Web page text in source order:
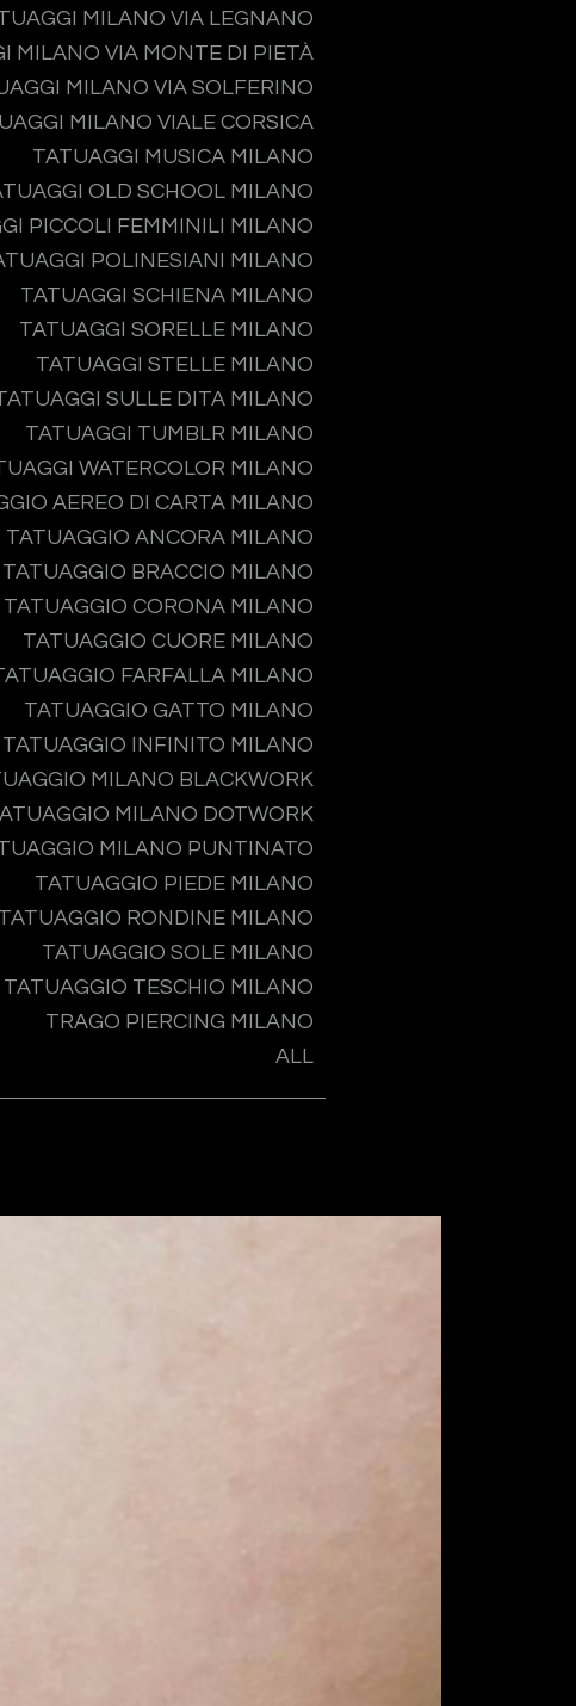
MILANO VIA LEGNANO
MILANO VIA MONTE DI PIETÀ
MILANO VIA SOLFERINO
MILANO VIALE CORSICA
TATUAGGI MUSICA MILANO
OLD SCHOOL MILANO
PICCOLI FEMMINILI MILANO
POLINESIANI MILANO
TATUAGGI SCHIENA MILANO
TATUAGGI SORELLE MILANO
TATUAGGI STELLE MILANO
SULLE DITA MILANO
TATUAGGI TUMBLR MILANO
WATERCOLOR MILANO
AEREO DI CARTA MILANO
TATUAGGIO ANCORA MILANO
TATUAGGIO BRACCIO MILANO
TATUAGGIO CORONA MILANO
TATUAGGIO CUORE MILANO
FARFALLA MILANO
TATUAGGIO GATTO MILANO
TATUAGGIO INFINITO MILANO
MILANO BLACKWORK
MILANO DOTWORK
MILANO PUNTINATO
TATUAGGIO PIEDE MILANO
TATUAGGIO RONDINE MILANO
TATUAGGIO SOLE MILANO
TATUAGGIO TESCHIO MILANO
TRAGO PIERCING MILANO
ALL